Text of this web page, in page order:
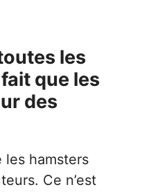
les
que les
des
les hamsters
Ce n’est